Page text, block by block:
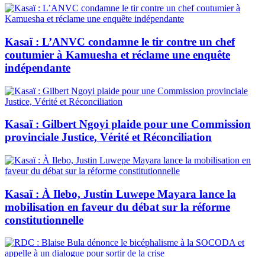
Kasaï : L’ANVC condamne le tir contre un chef
coutumier à Kamuesha et réclame une enquête
indépendante
Kasaï : Gilbert Ngoyi plaide pour une Commission
provinciale Justice, Vérité et Réconciliation
Kasaï : À Ilebo, Justin Luwepe Mayara lance la
mobilisation en faveur du débat sur la réforme
constitutionnelle